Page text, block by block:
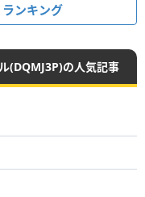
ンキング
(DQMJ3P)の人気記事